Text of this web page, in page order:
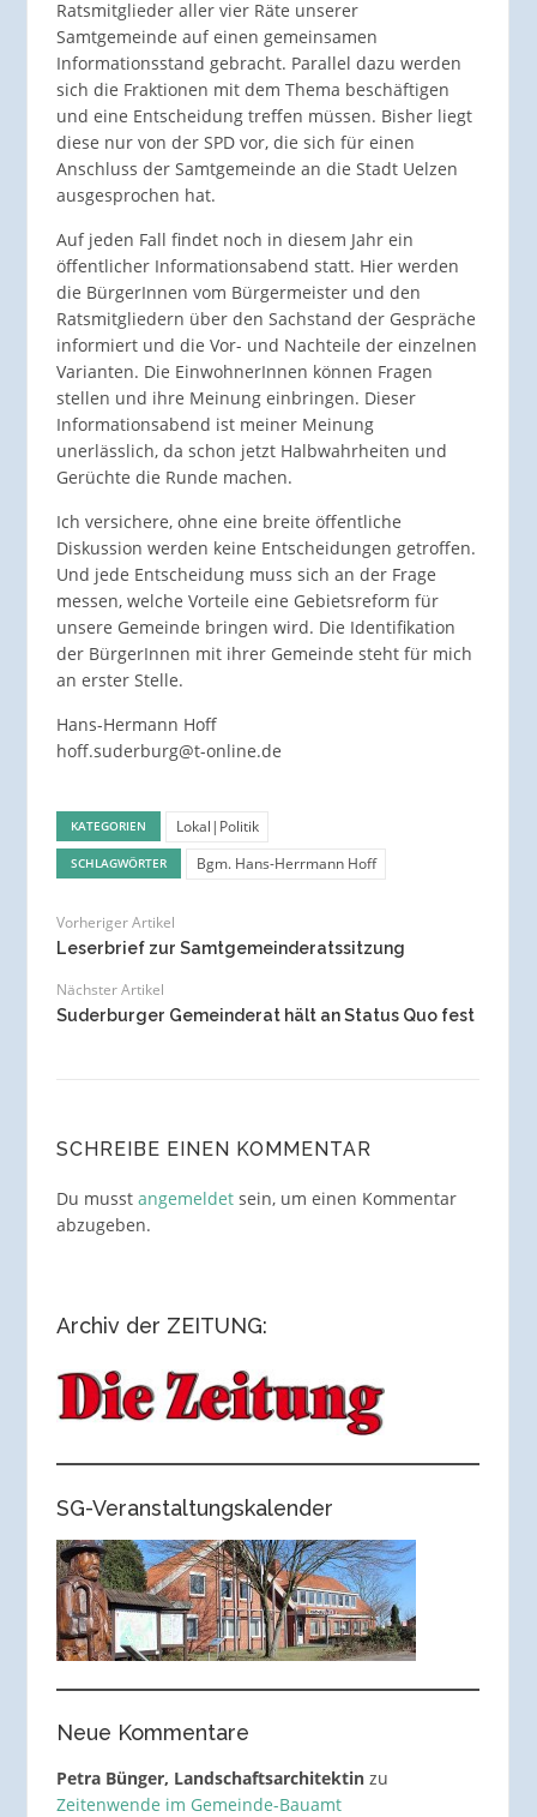
Ratsmitglieder aller vier Räte unserer
Samtgemeinde auf einen gemeinsamen
Informationsstand gebracht. Parallel dazu werden
sich die Fraktionen mit dem Thema beschäftigen
und eine Entscheidung treffen müssen. Bisher liegt
diese nur von der SPD vor, die sich für einen
Anschluss der Samtgemeinde an die Stadt Uelzen
ausgesprochen hat.
Auf jeden Fall findet noch in diesem Jahr ein
öffentlicher Informationsabend statt. Hier werden
die BürgerInnen vom Bürgermeister und den
Ratsmitgliedern über den Sachstand der Gespräche
informiert und die Vor- und Nachteile der einzelnen
Varianten. Die EinwohnerInnen können Fragen
stellen und ihre Meinung einbringen. Dieser
Informationsabend ist meiner Meinung
unerlässlich, da schon jetzt Halbwahrheiten und
Gerüchte die Runde machen.
Ich versichere, ohne eine breite öffentliche
Diskussion werden keine Entscheidungen getroffen.
Und jede Entscheidung muss sich an der Frage
messen, welche Vorteile eine Gebietsreform für
unsere Gemeinde bringen wird. Die Identifikation
der BürgerInnen mit ihrer Gemeinde steht für mich
an erster Stelle.
Hans-Hermann Hoff
hoff.suderburg@t-online.de
KATEGORIEN Lokal|Politik
SCHLAGWÖRTER Bgm. Hans-Herrmann Hoff
Vorheriger Artikel
Leserbrief zur Samtgemeinderatssitzung
Nächster Artikel
Suderburger Gemeinderat hält an Status Quo fest
SCHREIBE EINEN KOMMENTAR
Du musst angemeldetsein, um einen Kommentar
abzugeben.
Archiv der ZEITUNG:
SG-Veranstaltungskalender
Neue Kommentare
Petra Bünger, Landschaftsarchitektinzu
Zeitenwende im Gemeinde-Bauamt